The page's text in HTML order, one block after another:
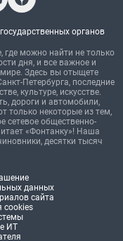
органов
где можно найти не только
дня, и все важное и
мире. Здесь вы отыщете
Петербурга, последние
культуре, искусстве.
дороги и автомобили,
только некоторые из тем,
сетевое общественно-
«Фонтанку»! Наша
десятки тысяч
данных
сайта
cookies
ИТ